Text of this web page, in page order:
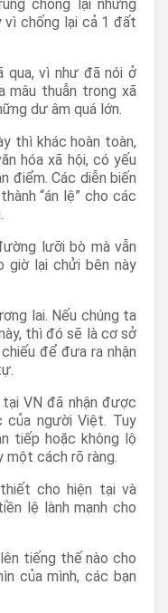
chống lại những
vì chống lại cả 1 đất
qua, vì như đã nói ở
mâu thuẫn trong xã
dư âm quá lớn.
thì khác hoàn toàn,
hóa xã hội, có yếu
điểm. Các diễn biến
“án lệ” cho các
lưỡi bò mà vẫn
giờ lại chửi bên này
lai. Nếu chúng ta
thì đó sẽ là cơ sở
để đưa ra nhận
VN đã nhận được
của người Việt. Tuy
tiếp hoặc không lộ
một cách rõ ràng.
cho hiện tại và
lệ lành mạnh cho
tiếng thế nào cho
của mình, các bạn